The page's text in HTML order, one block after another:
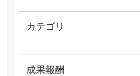
カテゴリ
成果報酬